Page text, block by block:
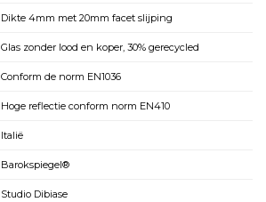
Dikte 4mm met 20mm facet slijping
Glas zonder lood en koper, 30% gerecycled
Conform de norm EN1036
Hoge reflectie conform norm EN410
Italië
Barokspiegel®
Studio Dibiase